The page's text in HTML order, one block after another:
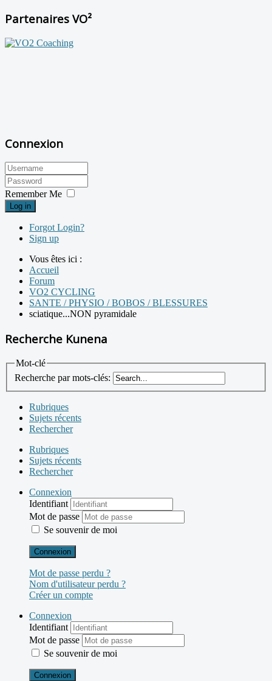
Partenaires VO²
Connexion
Remember Me
Log in
Forgot Login?
Sign up
Vous êtes ici :
Accueil
Forum
VO2 CYCLING
SANTE / PHYSIO / BOBOS / BLESSURES
sciatique...NON pyramidale
Recherche Kunena
Mot-clé
Recherche par mots-clés:
Rubriques
Sujets récents
Rechercher
Rubriques
Sujets récents
Rechercher
Connexion
Identifiant
Mot de passe
Se souvenir de moi
Connexion
Mot de passe perdu ?
Nom d'utilisateur perdu ?
Créer un compte
Connexion
Identifiant
Mot de passe
Se souvenir de moi
Connexion